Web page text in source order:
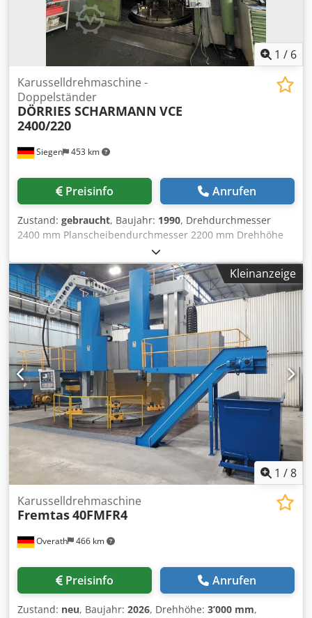
1 / 6
Siegen 453 km
Karusselldrehmaschine -
Doppelständer
DÖRRIES SCHARMANN VCE
2400/220
Preisinfo Anrufen
Zustand: gebraucht, Baujahr: 1990, Drehdurchmesser
2400 mm Planscheibendurchmesser 2200 mm Drehhöhe
2100 mm Steuerung SIEMENS Sinumerik 850T
Werkstückgewicht 17 t Werkzeugmaße max. 32 Werkzeuge
Dcodpfeygx D Hox Ap Ijk
Kleinanzeige
1 /8
Overath 466 km
Karusselldrehmaschine
Fremtas40FMFR4
Preisinfo Anrufen
Zustand: neu, Baujahr: 2026, Drehhöhe: 3’000 mm,